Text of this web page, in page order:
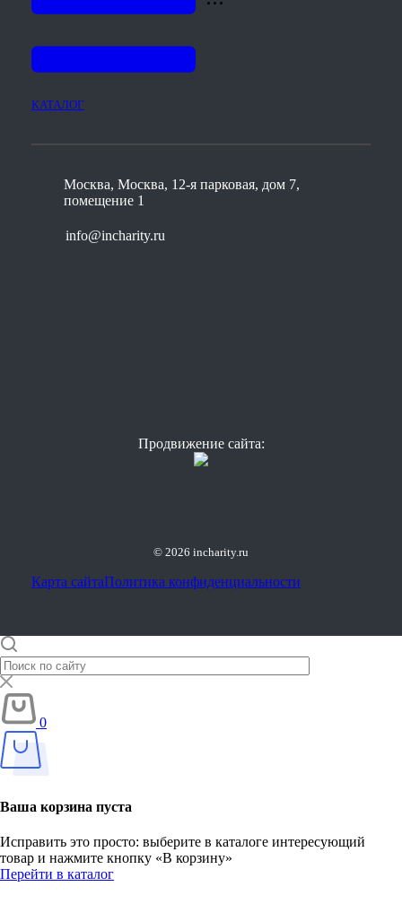
КАТАЛОГ
Продвижение сайта:
Москва, Москва, 12-я парковая, дом 7,
помещение 1
info@incharity.ru
© 2026 incharity.ru
Карта сайтаПолитика конфиденциальности
0
Ваша корзина пуста
Исправить это просто: выберите в каталоге интересующий
товар и нажмите кнопку «В корзину»
Перейти в каталог